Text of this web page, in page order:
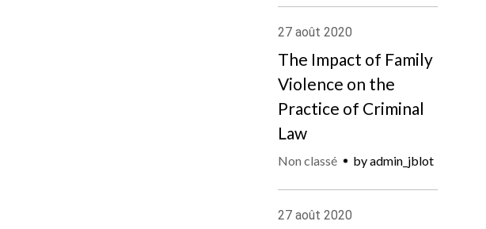
27 août 2020
The Impact of Family
Violence on the
Practice of Criminal
Law
Non classé byadmin_jblot
27 août 2020